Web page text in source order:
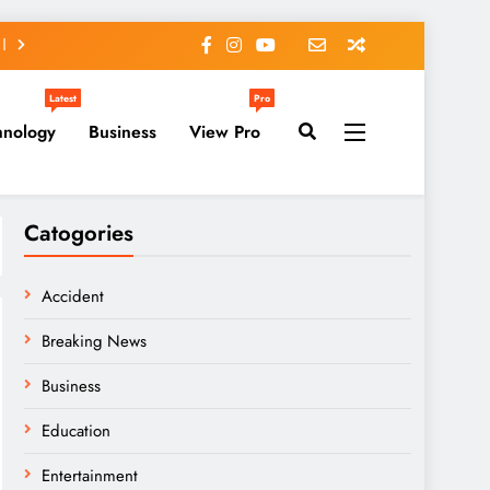
Latest
Business View Pro
Pro
Catogories
Accident
Breaking News
Business
Education
Entertainment